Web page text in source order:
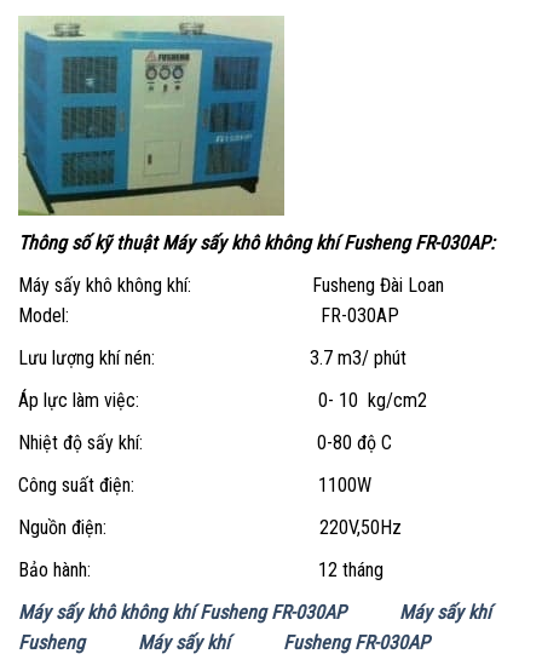
Thông số kỹ thuật Máy sấy khô không khí Fusheng FR-030AP:
Máy sấy khô không khí: Fusheng Đài Loan
Model: FR-030AP
Lưu lượng khí nén: 3.7 m3/ phút
Áp lực làm việc: 0- 10 kg/cm2
Nhiệt độ sấy khí: 0-80 độ C
Công suất điện: 1100W
Nguồn điện: 220V,50Hz
Bảo hành: 12 tháng
Máy sấy khô không khí Fusheng FR-030AP
Máy sấy khí
Fusheng
Máy sấy khí
Fusheng FR-030AP